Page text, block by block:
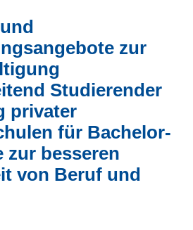
digitaler Transformationsprozesse in
zur
Studierender
privater
für Bachelor-
zur besseren
von Beruf und